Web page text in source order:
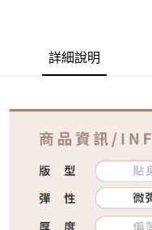
免運費
免運費
詳細說明